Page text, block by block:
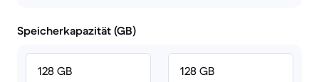
Speicherkapazität (GB)
128 GB 128 GB